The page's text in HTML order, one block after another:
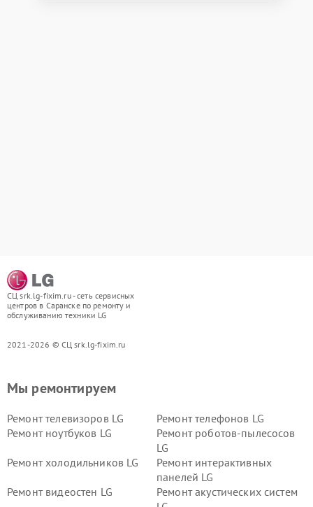
СЦ srk.lg-fixim.ru - сеть сервисных
центров в Саранске по ремонту и
обслуживанию техники LG
2021-2026 © СЦ srk.lg-fixim.ru
Мы ремонтируем
Ремонт телевизоров LG
Ремонт телефонов LG
Ремонт ноутбуков LG
Ремонт роботов-пылесосов
LG
Ремонт холодильников LG
Ремонт интерактивных
панелей LG
Ремонт видеостен LG
Ремонт акустических систем